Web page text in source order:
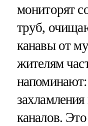
мониторят
труб,
канавы от
жителям
напоминают:
каналов.